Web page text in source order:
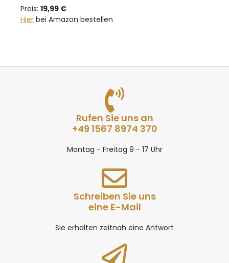
Preis: 19,99 €
Hier bei Amazon bestellen
Rufen Sie uns an
+49 1567 8974 370
Montag - Freitag 9 - 17 Uhr
Schreiben Sie uns
eine E-Mail
Sie erhalten zeitnah eine Antwort